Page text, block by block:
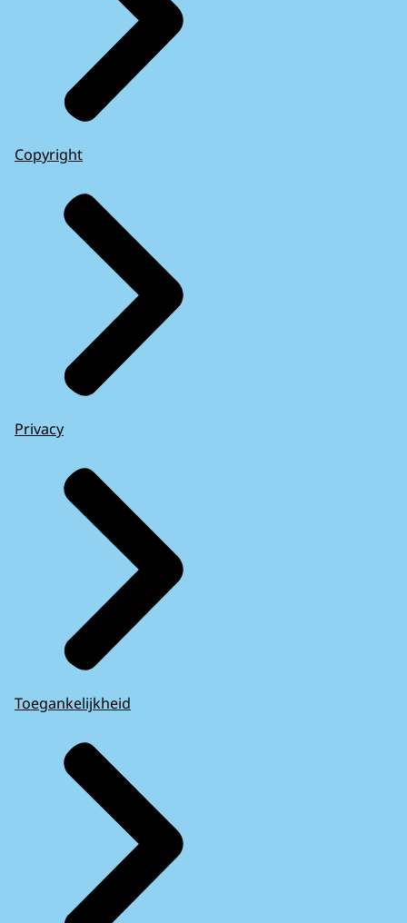
Copyright
Privacy
Toegankelijkheid